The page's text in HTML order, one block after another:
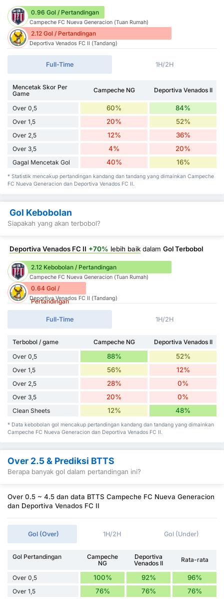
0.96 Gol / Pertandingan
Campeche FC Nueva Generacion (Tuan Rumah)
2.12 Gol / Pertandingan
Deportiva Venados FC II (Tandang)
Full-Time 1H/2H
Mencetak Skor Per
Game
Campeche NG Deportiva Venados II
Over 0,5 60% 84%
Over 1,5 20% 52%
Over 2,5 12% 36%
Over 3,5 4% 20%
Gagal Mencetak Gol 40% 16%
* Statistik mencakup pertandingan kandang dan tandang yang dimainkan Campeche
FC Nueva Generacion dan Deportiva Venados FC II.
Gol Kebobolan
Siapakah yang akan terbobol?
Deportiva Venados FC II +70% lebih baik dalam Gol Terbobol
2.12 Kebobolan / Pertandingan
Campeche FC Nueva Generacion (Tuan Rumah)
0.64 Gol /
Pertandingan
Deportiva Venados FC II (Tandang)
Full-Time 1H/2H
Terbobol / game Campeche NG
Deportiva Venados II
Over 0,5
88% 52%
Over 1,5 56% 12%
Over 2,5 28% 0%
Over 3,5 20% 0%
Clean Sheets 12% 48%
* Data kebobolan gol mencakup pertandingan kandang dan tandang yang dimainkan
Campeche FC Nueva Generacion dan Deportiva Venados FC II.
Over 2.5 & Prediksi BTTS
Berapa banyak gol dalam pertandingan ini?
Over 0.5 ~ 4.5 dan data BTTS Campeche FC Nueva Generacion
dan Deportiva Venados FC II
Gol (Over) 1H/2H Gol (Under)
Gol Pertandingan
Campeche
NG
Deportiva
Venados II
Rata-rata
Over 0,5 100% 92% 96%
Over 1,5 76% 76% 76%